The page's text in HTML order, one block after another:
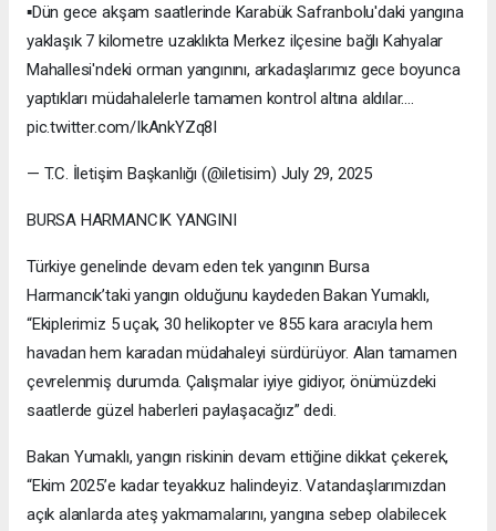
▪️Dün gece akşam saatlerinde Karabük Safranbolu'daki yangına
yaklaşık 7 kilometre uzaklıkta Merkez ilçesine bağlı Kahyalar
Mahallesi'ndeki orman yangınını, arkadaşlarımız gece boyunca
yaptıkları müdahalelerle tamamen kontrol altına aldılar.…
pic.twitter.com/IkAnkYZq8I
— T.C. İletişim Başkanlığı (@iletisim) July 29, 2025
BURSA HARMANCIK YANGINI
Türkiye genelinde devam eden tek yangının Bursa
Harmancık’taki yangın olduğunu kaydeden Bakan Yumaklı,
“Ekiplerimiz 5 uçak, 30 helikopter ve 855 kara aracıyla hem
havadan hem karadan müdahaleyi sürdürüyor. Alan tamamen
çevrelenmiş durumda. Çalışmalar iyiye gidiyor, önümüzdeki
saatlerde güzel haberleri paylaşacağız” dedi.
Bakan Yumaklı, yangın riskinin devam ettiğine dikkat çekerek,
“Ekim 2025’e kadar teyakkuz halindeyiz. Vatandaşlarımızdan
açık alanlarda ateş yakmamalarını, yangına sebep olabilecek